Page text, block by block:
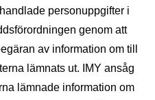
personuppgifter i
genom att
av information om till
lämnats ut. IMY ansåg
lämnade information om